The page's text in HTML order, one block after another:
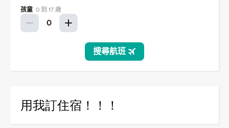
用我訂住宿！！！